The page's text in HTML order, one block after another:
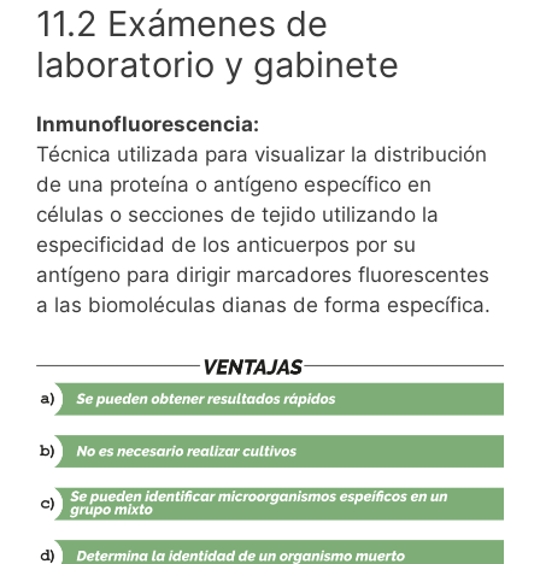
11.2 Exámenes de
laboratorio y gabinete
Inmunofluorescencia:
Técnica utilizada para visualizar la distribución
de una proteína o antígeno específico en
células o secciones de tejido utilizando la
especificidad de los anticuerpos por su
antígeno para dirigir marcadores fluorescentes
a las biomoléculas dianas de forma específica.